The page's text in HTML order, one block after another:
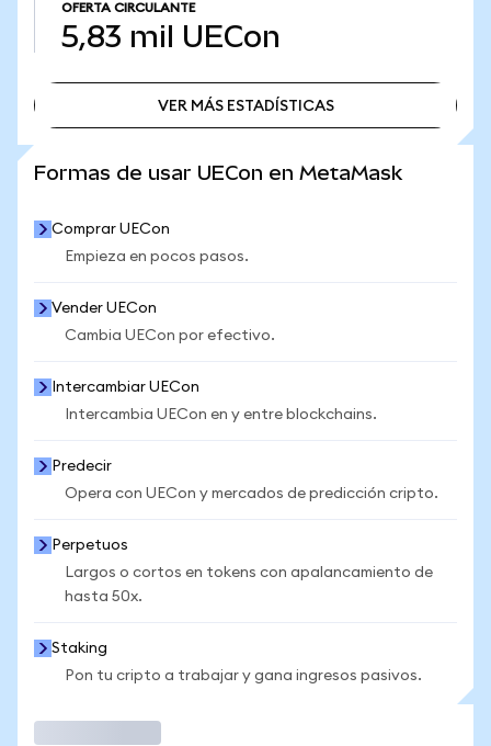
OFERTA CIRCULANTE
5,83 mil UECon
VER MÁS ESTADÍSTICAS
Formas de usar UECon en MetaMask
Comprar UECon
Empieza en pocos pasos.
Vender UECon
Cambia UECon por efectivo.
Intercambiar UECon
Intercambia UECon en y entre blockchains.
Predecir
Opera con UECon y mercados de predicción cripto.
Perpetuos
Largos o cortos en tokens con apalancamiento de
hasta 50x.
Staking
Pon tu cripto a trabajar y gana ingresos pasivos.